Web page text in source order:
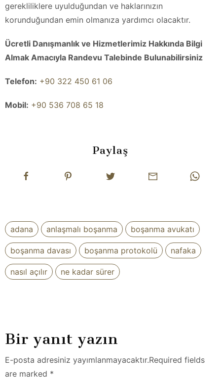
gerekliliklere uyulduğundan ve haklarınızın
korunduğundan emin olmanıza yardımcı olacaktır.
Ücretli Danışmanlık ve Hizmetlerimiz Hakkında Bilgi
Almak Amacıyla Randevu Talebinde Bulunabilirsiniz
Telefon: +90 322 450 61 06
Mobil: +90 536 708 65 18
Paylaş
adana anlaşmalı boşanma boşanma avukatı
boşanma davası boşanma protokolü nafaka
nasıl açılır ne kadar sürer
Bir yanıt yazın
E-posta adresiniz yayımlanmayacaktır.Required fields
are marked *